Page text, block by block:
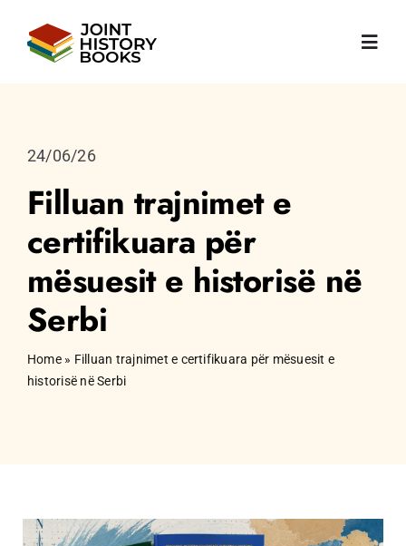
content
Lajme
Librat
Botime
Shqip
24/06/26
Filluan trajnimet e
certifikuara për
mësuesit e historisë në
Serbi
Home» Filluan trajnimet e certifikuara për mësuesit e
historisë në Serbi